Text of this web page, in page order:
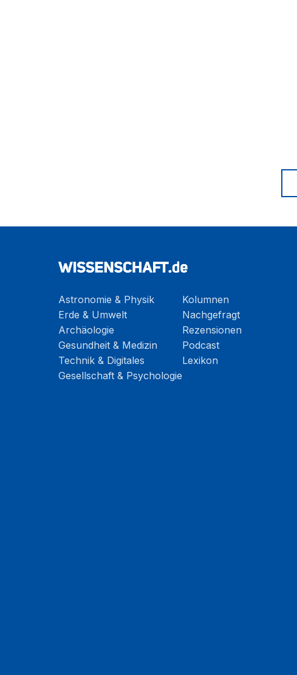
Astronomie & Physik
Erde & Umwelt
Archäologie
Gesundheit & Medizin
Technik & Digitales
Gesellschaft & Psychologie
Kolumnen
Nachgefragt
Rezensionen
Podcast
Lexikon